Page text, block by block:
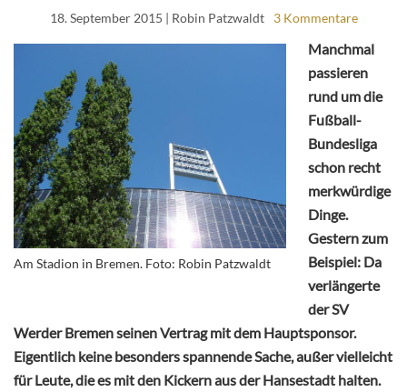
18. September 2015 | Robin Patzwaldt 3 Kommentare
Am Stadion in Bremen. Foto: Robin Patzwaldt
Manchmal
passieren
rund um die
Fußball-
Bundesliga
schon recht
merkwürdige
Dinge.
Gestern zum
Beispiel: Da
verlängerte
der SV
Werder Bremen seinen Vertrag mit dem Hauptsponsor.
Eigentlich keine besonders spannende Sache, außer vielleicht
für Leute, die es mit den Kickern aus der Hansestadt halten.